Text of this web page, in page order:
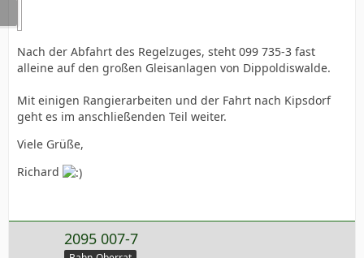
Nach der Abfahrt des Regelzuges, steht 099 735-3 fast
alleine auf den großen Gleisanlagen von Dippoldiswalde.
Mit einigen Rangierarbeiten und der Fahrt nach Kipsdorf
geht es im anschließenden Teil weiter.
Viele Grüße,
Richard
2095 007-7